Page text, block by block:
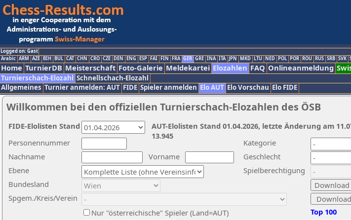
Logged on: Gast
Arabic ARM AZE BIH BUL CAT CHN CRO CZE DEN ENG ESP FAI FIN FRA GER GRE INA ITA JPN MKD LTU NED POL POR ROU RUS SRB SVK
Home TurnierDB Meisterschaft Foto-Galerie Meldekartei Elozahlen FAQ Onlineanmeldung
Turnierschach-Elozahl Schnellschach-Elozahl
Allgemeines Turnier anmelden: AUT FIDE Spieler anmelden Elo AUT Elo Vorschau Elo FIDE
Willkommen bei den offiziellen Turnierschach-Elozahlen des ÖSB
Nachname
Vorname
Ebene
Kategorie
Personennummer
Bundesland
Spgem./Kreis/Verein
Geschlecht
Nur "österreichische" Spieler (Land=AUT)
Spielberechtigung
Top 100
AUT-Elolisten Stand 01.04.2026, letzte Änderung am
13.945
FIDE-Elolisten Stand